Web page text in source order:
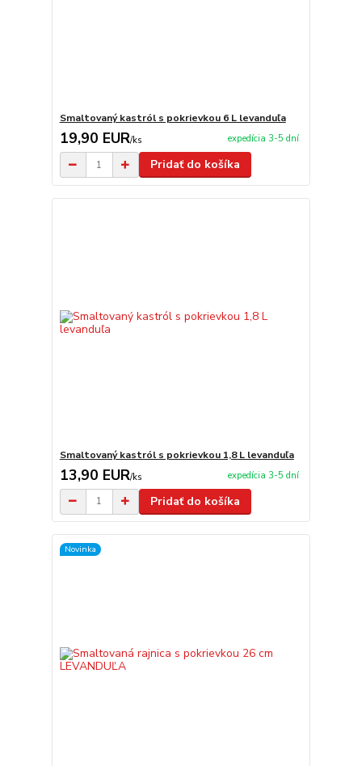
Smaltovaný kastról s pokrievkou 6 L levanduľa
19,90 EUR/ks expedícia 3-5 dní
Pridať do košíka
Smaltovaný kastról s pokrievkou 1,8 L levanduľa
13,90 EUR/ks expedícia 3-5 dní
Pridať do košíka
Novinka